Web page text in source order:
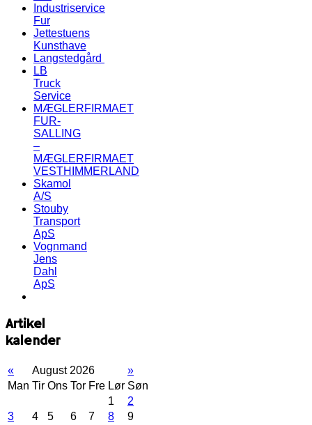
Industriservice
Fur
Jettestuens
Kunsthave
Langstedgård
LB
Truck
Service
MÆGLERFIRMAET
FUR-
SALLING
–
MÆGLERFIRMAET
VESTHIMMERLAND
Skamol
A/S
Stouby
Transport
ApS
Vognmand
Jens
Dahl
ApS
Artikel
kalender
« August 2026
»
Man Tir Ons Tor Fre Lør Søn
1
2
3
4 5 6 7 8
9